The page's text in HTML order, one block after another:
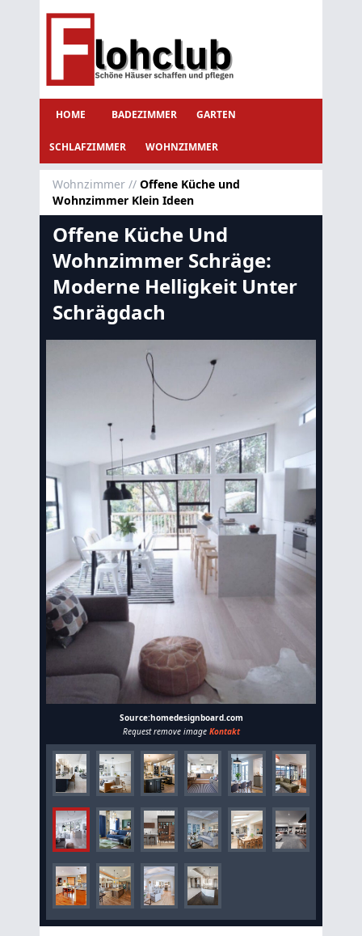
HOME BADEZIMMER GARTEN
SCHLAFZIMMER WOHNZIMMER
Wohnzimmer // Offene Küche und
Wohnzimmer Klein Ideen
Offene Küche Und
Wohnzimmer Schräge:
Moderne Helligkeit Unter
Schrägdach
Source:homedesignboard.com
Request remove image Kontakt